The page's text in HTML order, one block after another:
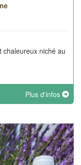
chaleureux niché au
Plus d'infos